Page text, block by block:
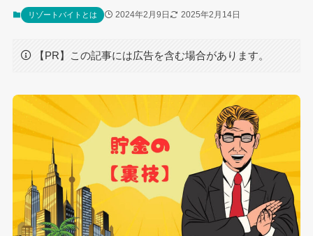
リゾートバイトとは 2024年2月9日 2025年2月14日
【PR】この記事には広告を含む場合があります。